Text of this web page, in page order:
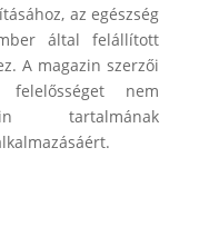
az egészség
által felállított
A magazin szerzői
nem
tartalmának